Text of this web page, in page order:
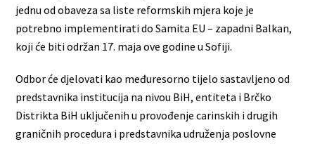
jednu od obaveza sa liste reformskih mjera koje je
potrebno implementirati do Samita EU – zapadni Balkan,
koji će biti održan 17. maja ove godine u Sofiji.
Odbor će djelovati kao međuresorno tijelo sastavljeno od
predstavnika institucija na nivou BiH, entiteta i Brčko
Distrikta BiH uključenih u provođenje carinskih i drugih
graničnih procedura i predstavnika udruženja poslovne